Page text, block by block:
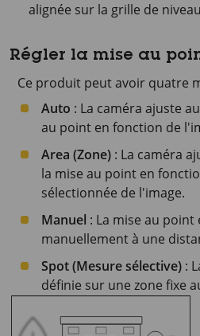
alignée sur la grille de
Régler la mise au
Ce produit peut avoir quatre
Auto : La caméra ajuste
au point en fonction de
Area (Zone) : La caméra
la mise au point en
sélectionnée de l'image.
Manuel : La mise au point
manuellement à une
Spot (Mesure sélective) :
définie sur une zone fixe